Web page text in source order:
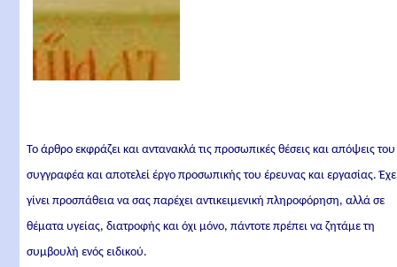
Το άρθρο εκφράζει και αντανακλά τις προσωπικές θέσεις και απόψεις του
συγγραφέα και αποτελεί έργο προσωπικής του έρευνας και εργασίας.
γίνει προσπάθεια να σας παρέχει αντικειμενική πληροφόρηση, αλλά σε
θέματα υγείας, διατροφής και όχι μόνο, πάντοτε πρέπει να ζητάμε τη
συμβουλή ενός ειδικού.